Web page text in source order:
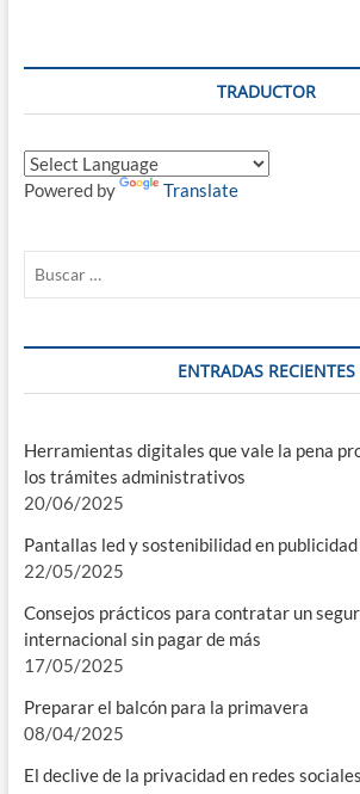
TRADUCTOR
Powered by Translate
ENTRADAS RECIENTES
Herramientas digitales que vale la pena
los trámites administrativos
20/06/2025
Pantallas led y sostenibilidad en
22/05/2025
Consejos prácticos para contratar un
internacional sin pagar de más
17/05/2025
Preparar el balcón para la primavera
08/04/2025
El declive de la privacidad en redes